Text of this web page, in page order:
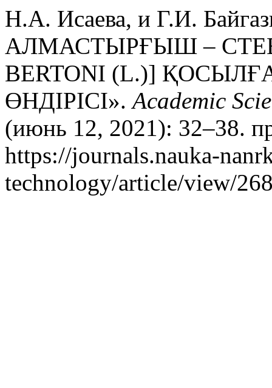
Н.А. Исаева, и Г.И.
АЛМАСТЫРҒЫШ –
BERTONI (L.)]
ӨНДІРІСІ».Academic
(июнь 12, 2021): 32–38.
https://journals.nauka-
technology/article/view/